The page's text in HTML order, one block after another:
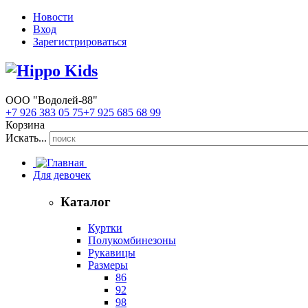
Новости
Вход
Зарегистрироваться
ООО "Водолей-88"
+7 926 383 05 75+7 925 685 68 99
Корзина
Искать...
Для девочек
Каталог
Куртки
Полукомбинезоны
Рукавицы
Размеры
86
92
98